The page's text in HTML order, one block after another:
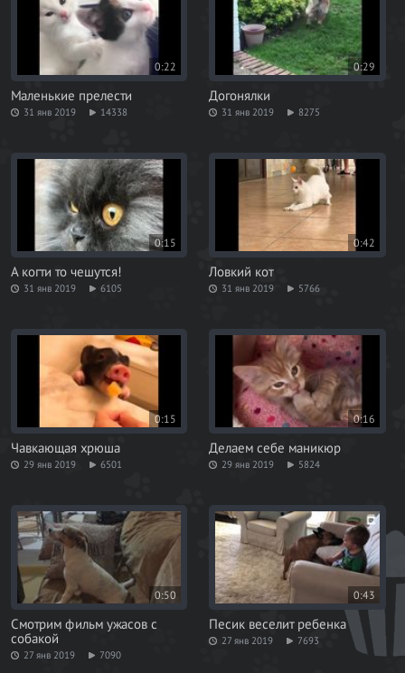
0:22
Маленькие прелести
31 янв 2019 14338
0:29
Догонялки
31 янв 2019 8275
0:15
А когти то чешутся!
31 янв 2019 6105
0:42
Ловкий кот
31 янв 2019 5766
0:15
Чавкающая хрюша
29 янв 2019 6501
0:16
Делаем себе маникюр
29 янв 2019 5824
0:50
Смотрим фильм ужасов с
собакой
27 янв 2019 7090
0:43
Песик веселит ребенка
27 янв 2019 7693